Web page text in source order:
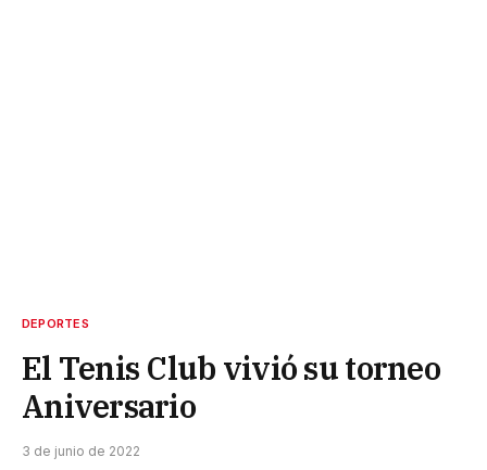
DEPORTES
El Tenis Club vivió su torneo
Aniversario
3 de junio de 2022